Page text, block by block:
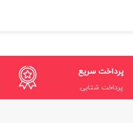
پرداخت سریع
پرداخت شتابی.